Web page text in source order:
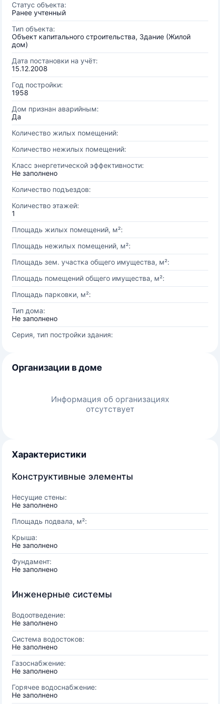
Статус объекта:
Ранее учтенный
Тип объекта:
Объект капитального строительства, Здание (Жилой
дом)
Дата постановки на учёт:
15.12.2008
Год постройки:
1958
Дом признан аварийным:
Да
Количество жилых помещений:
Количество нежилых помещений:
Класс энергетической эффективности:
Не заполнено
Количество подъездов:
Количество этажей:
1
Площадь жилых помещений, м²:
Площадь нежилых помещений, м²:
Площадь зем. участка общего имущества, м²:
Площадь помещений общего имущества, м²:
Площадь парковки, м²:
Тип дома:
Не заполнено
Серия, тип постройки здания:
Организации в доме
Информация об организациях
отсутствует
Характеристики
Конструктивные элементы
Несущие стены:
Не заполнено
Площадь подвала, м²:
Крыша:
Не заполнено
Фундамент:
Не заполнено
Инженерные системы
Водоотведение:
Не заполнено
Система водостоков:
Не заполнено
Газоснабжение:
Не заполнено
Горячее водоснабжение:
Не заполнено